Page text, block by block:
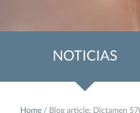
NOTICIAS
Home / Blog article: Dictamen